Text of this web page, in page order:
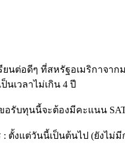
ที่สหรัฐอเมริกาจากมหาวิ
นเวลาไม่เกิน 4 ปี
จะต้องมีคะแนน SAT หรือ
ต่วันนี้เป็นต้นไป (ยังไม่มี